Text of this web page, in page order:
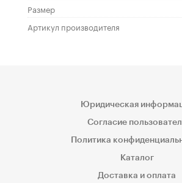
Размер
Артикул производителя
Юридическая
Согласие
Политика
Каталог
Доставка и оплата